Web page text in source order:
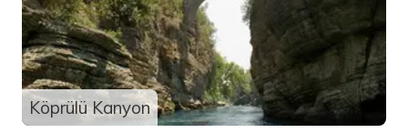
Köprülü Kanyon